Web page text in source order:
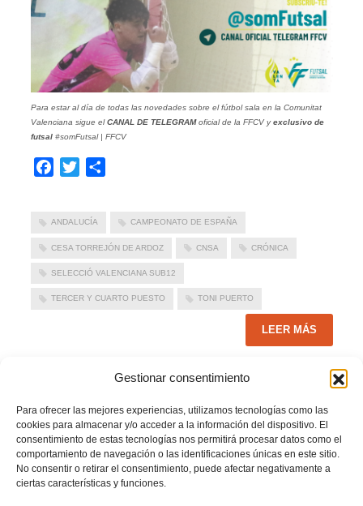
Gestionar consentimiento
Para ofrecer las mejores experiencias, utilizamos tecnologías como las
cookies para almacenar y/o acceder a la información del dispositivo. El
consentimiento de estas tecnologías nos permitirá procesar datos como el
comportamiento de navegación o las identificaciones únicas en este sitio.
No consentir o retirar el consentimiento, puede afectar negativamente a
ciertas características y funciones.
Para estar al día de todas las novedades sobre el fútbol sala en la Comunitat
Valenciana sigue elCANAL DE TELEGRAMoficial de la FFCV yexclusivo de
futsal#somFutsal | FFCV
Facebook
Twitter
ANDALUCÍA CAMPEONATO DE ESPAÑA
CESA TORREJÓN DE ARDOZ CNSA CRÓNICA
SELECCIÓ VALENCIANA SUB12
TERCER Y CUARTO PUESTO TONI PUERTO
LEER MÁS
ACTUALIDAD,FUTSAL MASC. SUB12 SELECCIÓ
La pegada del rival nos separa de la final- Selecció